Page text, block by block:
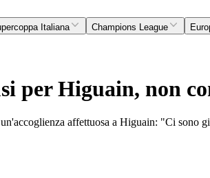
Italiana Champions League
per Higuain, non
affettuosa a Higuain: "Ci sono